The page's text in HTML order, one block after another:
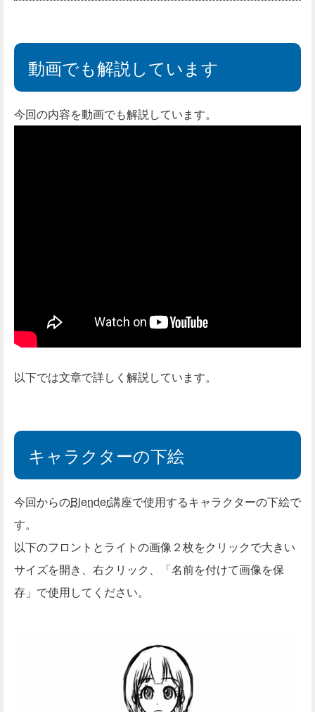
動画でも解説しています
今回の内容を動画でも解説しています。
以下では文章で詳しく解説しています。
キャラクターの下絵
今回からのBlender講座で使用するキャラクターの下絵で
す。
以下のフロントとライトの画像２枚をクリックで大きい
サイズを開き、右クリック、「名前を付けて画像を保
存」で使用してください。